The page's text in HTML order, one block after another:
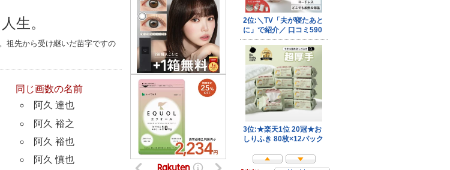
生。
祖先から受け継いだ苗字ですの
同じ画数の名前
阿久 達也
阿久 裕之
阿久 裕也
阿久 慎也